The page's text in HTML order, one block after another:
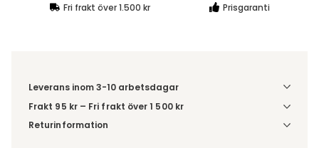
Fri frakt över 1.500 kr Prisgaranti
Leverans inom 3-10 arbetsdagar
Frakt 95 kr – Fri frakt över 1 500 kr
Denna vara skickas till ett ombud. Du väljer själv i kassan
Returinformation